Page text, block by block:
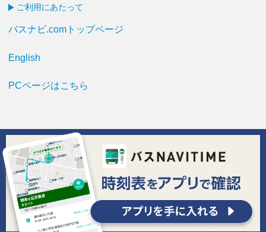
ご利用にあたって
バスナビ.comトップページ
English
PCページはこちら